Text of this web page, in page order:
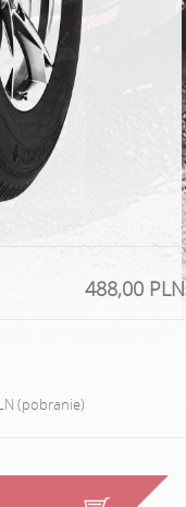
488,00 PLN
(pobranie)